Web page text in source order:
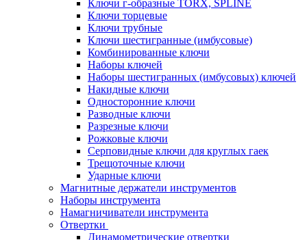
Ключи г-образные TORX, SPLINE
Ключи торцевые
Ключи трубные
Ключи шестигранные (имбусовые)
Комбинированные ключи
Наборы ключей
Наборы шестигранных (имбусовых) ключей
Накидные ключи
Односторонние ключи
Разводные ключи
Разрезные ключи
Рожковые ключи
Серповидные ключи для круглых гаек
Трещоточные ключи
Ударные ключи
Магнитные держатели инструментов
Наборы инструмента
Намагничиватели инструмента
Отвертки
Динамометрические отвертки